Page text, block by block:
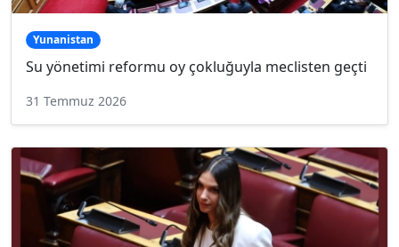
Yunanistan
Su yönetimi reformu oy çokluğuyla meclisten geçti
31 Temmuz 2026